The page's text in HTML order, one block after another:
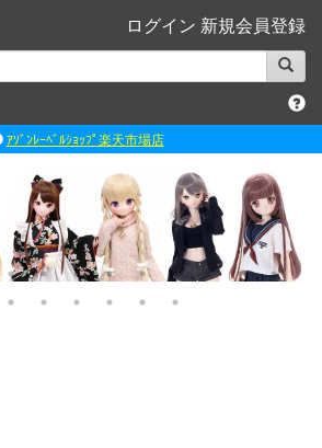
ログイン 新規会員登録
ｱｿﾞﾝﾚｰﾍﾞﾙｼｮｯﾌﾟ楽天市場店
アゾンダイレクトストア
ｱｿﾞﾝｵﾝﾗｲﾝｼｮｯﾌﾟX
よくあるご質問（Q&A）
◆◆さとふる◆◆